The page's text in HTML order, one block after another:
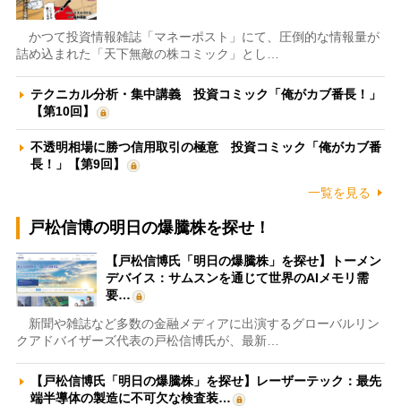
かつて投資情報雑誌「マネーポスト」にて、圧倒的な情報量が
詰め込まれた「天下無敵の株コミック」とし…
テクニカル分析・集中講義 投資コミック「俺がカブ番長！」
【第10回】
不透明相場に勝つ信用取引の極意 投資コミック「俺がカブ番
長！」【第9回】
一覧を見る
戸松信博の明日の爆騰株を探せ！
【戸松信博氏「明日の爆騰株」を探せ】トーメン
デバイス：サムスンを通じて世界のAIメモリ需
要…
新聞や雑誌など多数の金融メディアに出演するグローバルリン
クアドバイザーズ代表の戸松信博氏が、最新…
【戸松信博氏「明日の爆騰株」を探せ】レーザーテック：最先
端半導体の製造に不可欠な検査装…